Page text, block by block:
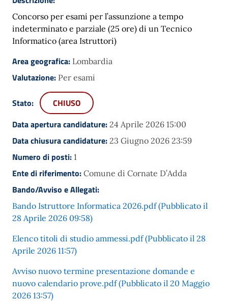
Concorso per esami per l’assunzione a tempo
indeterminato e parziale (25 ore) di un Tecnico
Informatico (area Istruttori)
Area geografica: Lombardia
Valutazione: Per esami
Stato:
CHIUSO
Data apertura candidature: 24 Aprile 2026 15:00
Data chiusura candidature: 23 Giugno 2026 23:59
Numero di posti: 1
Ente di riferimento: Comune di Cornate D’Adda
Bando/Avviso e Allegati:
Bando Istruttore Informatica 2026.pdf (Pubblicato il
28 Aprile 2026 09:58)
Elenco titoli di studio ammessi.pdf (Pubblicato il 28
Aprile 2026 11:57)
Avviso nuovo termine presentazione domande e
nuovo calendario prove.pdf (Pubblicato il 20 Maggio
2026 13:57)